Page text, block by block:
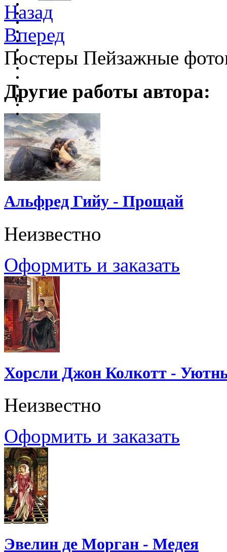
Назад
Вперед
Постеры Пейзажные
Другие работы автора:
Альфред Гийу - Прощай
Неизвестно
Оформить и заказать
Хорсли Джон Колкотт -
Неизвестно
Оформить и заказать
Эвелин де Морган - Медея